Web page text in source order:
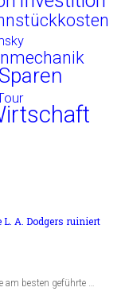
Tour
A. Dodgers ruiniert
am besten geführte …